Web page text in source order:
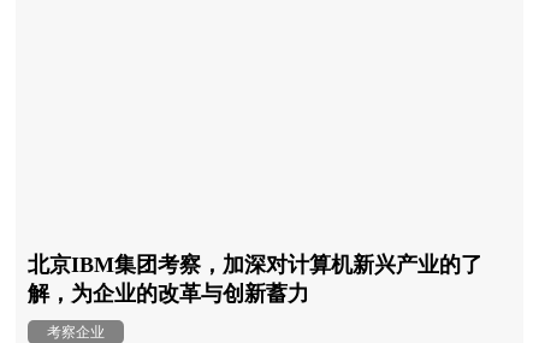
北京IBM集团考察，加深对计算机新兴产业的了
解，为企业的改革与创新蓄力
考察企业